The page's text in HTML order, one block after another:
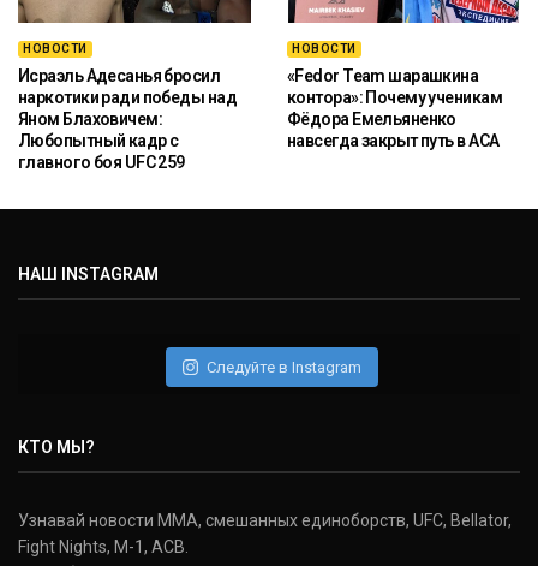
НОВОСТИ
Исраэль Адесанья бросил
наркотики ради победы над
Яном Блаховичем:
Любопытный кадр с
главного боя UFC 259
НОВОСТИ
«Fedor Team шарашкина
контора»: Почему ученикам
Фёдора Емельяненко
навсегда закрыт путь в ACA
НАШ INSTAGRAM
Следуйте в Instagram
КТО МЫ?
Узнавай новости ММА, смешанных единоборств, UFC, Bellator,
Fight Nights, M-1, ACB.